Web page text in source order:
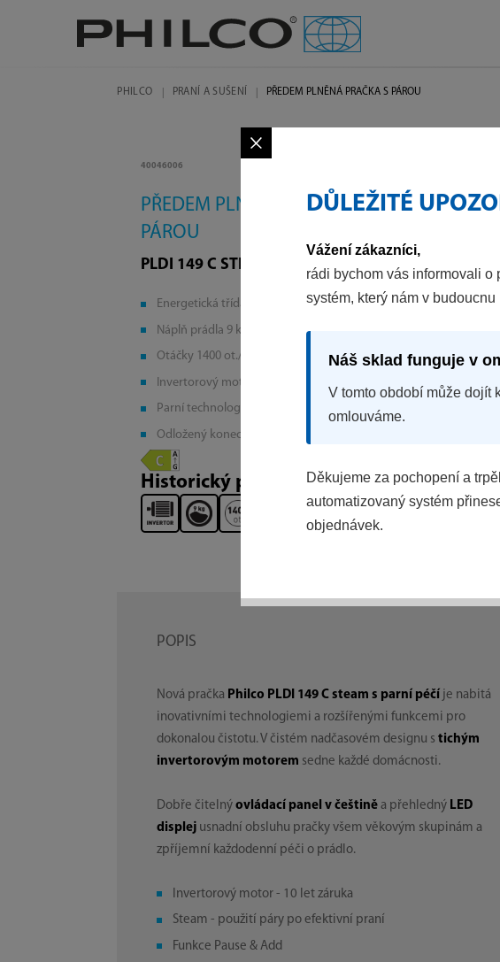
PHILCO PRANÍ A SUŠENÍ PŘEDEM PLNĚNÁ PRAČKA S PÁROU
40046006
PŘEDEM PLNĚNÁ PRAČKA S
PÁROU
PLDI 149 C STEAM
Energetická třída C
Náplň prádla 9 kg
Otáčky 1400 ot./min.
Invertorový motor
Parní technologie Steam
Odložený konec
Historický produkt
POPIS
Nová pračka Philco PLDI 149 C steam s parní péčí je nabitá
inovativními technologiemi a rozšířenými funkcemi pro
dokonalou čistotu. V čistém nadčasovém designu stichým
invertorovým motorem sedne každé domácnosti.
Dobře čitelnýovládací panel v češtině a přehledný LED
displej usnadní obsluhu pračky všem věkovým skupinám a
zpříjemní každodenní péči o prádlo.
Invertorový motor - 10 let záruka
Steam - použití páry po efektivní praní
Funkce Pause & Add
×
DŮLEŽITÉ
Vážení zákazníci,
rádi bychom vás informovali
systém, který nám v
Náš sklad funguje v
V tomto období může dojít
omlouváme.
Děkujeme za pochopení a
automatizovaný systém
objednávek.